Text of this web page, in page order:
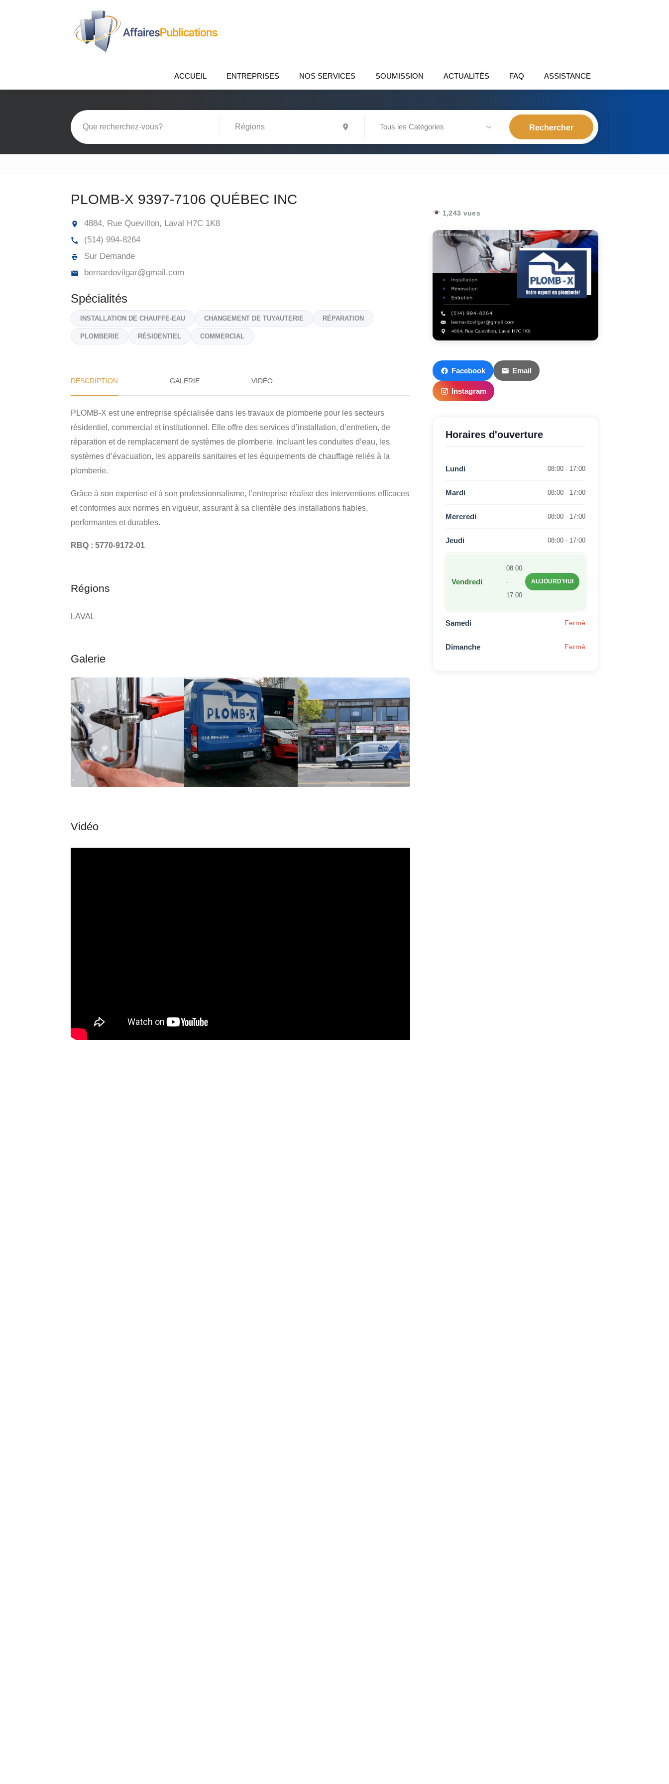
ACCUEIL ENTREPRISES NOS SERVICES SOUMISSION ACTUALITÉS FAQ ASSISTANCE
Tous les Catégories
PLOMB-X 9397-7106 QUÉBEC INC
4884, Rue Quevillon, Laval H7C 1K8
(514) 994-8264
Sur Demande
bernardovilgar@gmail.com
Spécialités
INSTALLATION DE CHAUFFE-EAU CHANGEMENT DE TUYAUTERIE RÉPARATION
PLOMBERIE RÉSIDENTIEL COMMERCIAL
DÉSCRIPTION GALERIE VIDÉO
PLOMB-X est une entreprise spécialisée dans les travaux de plomberie pour les secteurs
résidentiel, commercial et institutionnel. Elle offre des services d’installation, d’entretien, de
réparation et de remplacement de systèmes de plomberie, incluant les conduites d’eau, les
systèmes d’évacuation, les appareils sanitaires et les équipements de chauffage reliés à la
plomberie.
Grâce à son expertise et à son professionnalisme, l’entreprise réalise des interventions efficaces
et conformes aux normes en vigueur, assurant à sa clientèle des installations fiables,
performantes et durables.
RBQ : 5770-9172-01
Régions
LAVAL
1,243 vues
Facebook Email
Instagram
Horaires d'ouverture
Lundi 08:00 - 17:00
Mardi 08:00 - 17:00
Mercredi 08:00 - 17:00
Jeudi 08:00 - 17:00
Vendredi
08:00
-
17:00
AUJOURD'HUI
Samedi Fermé
Dimanche Fermé